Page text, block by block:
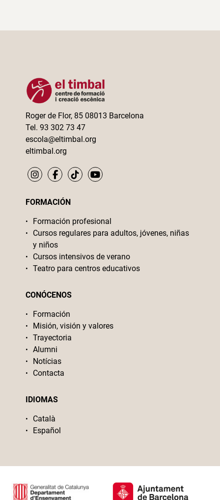
Roger de Flor, 85 08013 Barcelona
Tel. 93 302 73 47
escola@eltimbal.org
eltimbal.org
FORMACIÓN
Formación profesional
Cursos regulares para adultos, jóvenes, niñas
y niños
Cursos intensivos de verano
Teatro para centros educativos
CONÓCENOS
Formación
Misión, visión y valores
Trayectoria
Alumni
Notícias
Contacta
IDIOMAS
Català
Español